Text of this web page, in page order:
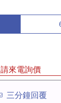
請來電詢價
三分鐘回覆